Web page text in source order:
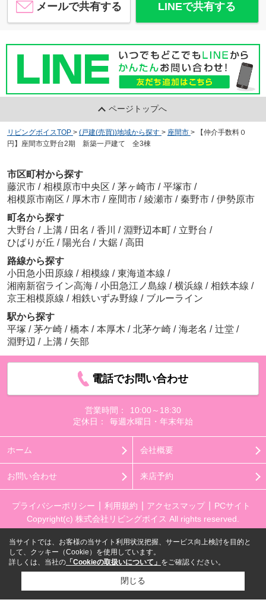
メールで共有する LINEで共有する
ページトップへ
リビングボイスTOP > (戸建(売買))地域から探す > 座間市 >
【仲介手数料０
円】座間市立野台2期 新築一戸建て 全3棟
市区町村から探す
藤沢市 / 相模原市中央区 / 茅ヶ崎市 / 平塚市 /
相模原市南区 / 厚木市 / 座間市 / 綾瀬市 / 秦野市 / 伊勢原市
町名から探す
大野台 / 上溝 / 田名 / 香川 / 淵野辺本町 / 立野台 /
ひばりが丘 / 陽光台 / 大鋸 / 高田
路線から探す
小田急小田原線 / 相模線 / 東海道本線 /
湘南新宿ライン高海 / 小田急江ノ島線 / 横浜線 / 相鉄本線 /
京王相模原線 / 相鉄いずみ野線 / ブルーライン
駅から探す
平塚 / 茅ケ崎 / 橋本 / 本厚木 / 北茅ケ崎 / 海老名 / 辻堂 /
淵野辺 / 上溝 / 矢部
電話でお問い合わせ
営業時間：
10:00～18:30
定休日：
毎週水曜日・年末年始
ホーム 会社概要
お問い合わせ 来店予約
プライバシーポリシー 利用規約 アクセスマップ
PCサイト
Copyright(c) 株式会社リビングボイス All rights reserved.
当サイトでは、お客様の当サイト利用状況把握、サービス向上検討を目的と
して、クッキー（Cookie）を使用しています。
詳しくは、当社の 「Cookieの取扱いについて」 をご確認ください。
閉じる